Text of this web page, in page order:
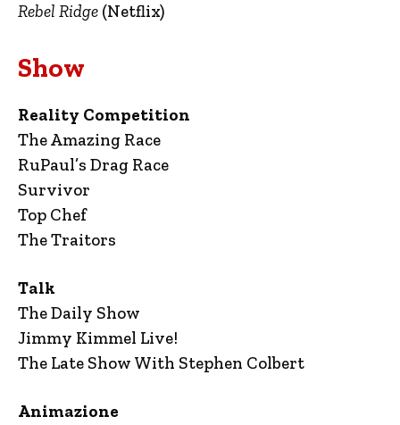
Rebel Ridge (Netflix)
Show
Reality Competition
The Amazing Race
RuPaul’s Drag Race
Survivor
Top Chef
The Traitors
Talk
The Daily Show
Jimmy Kimmel Live!
The Late Show With Stephen Colbert
Animazione